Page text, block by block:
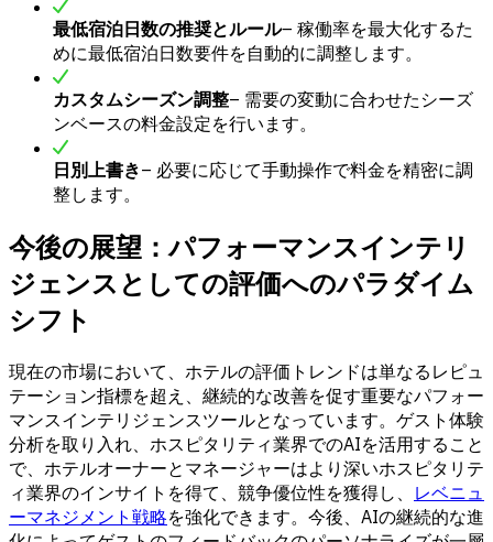
最低宿泊日数の推奨とルール– 稼働率を最大化するた
めに最低宿泊日数要件を自動的に調整します。
カスタムシーズン調整– 需要の変動に合わせたシーズ
ンベースの料金設定を行います。
日別上書き– 必要に応じて手動操作で料金を精密に調
整します。
今後の展望：パフォーマンスインテリ
ジェンスとしての評価へのパラダイム
シフト
現在の市場において、ホテルの評価トレンドは単なるレピュ
テーション指標を超え、継続的な改善を促す重要なパフォー
マンスインテリジェンスツールとなっています。ゲスト体験
分析を取り入れ、ホスピタリティ業界でのAIを活用すること
で、ホテルオーナーとマネージャーはより深いホスピタリテ
ィ業界のインサイトを得て、競争優位性を獲得し、 レベニュ
ーマネジメント戦略を強化できます。今後、AIの継続的な進